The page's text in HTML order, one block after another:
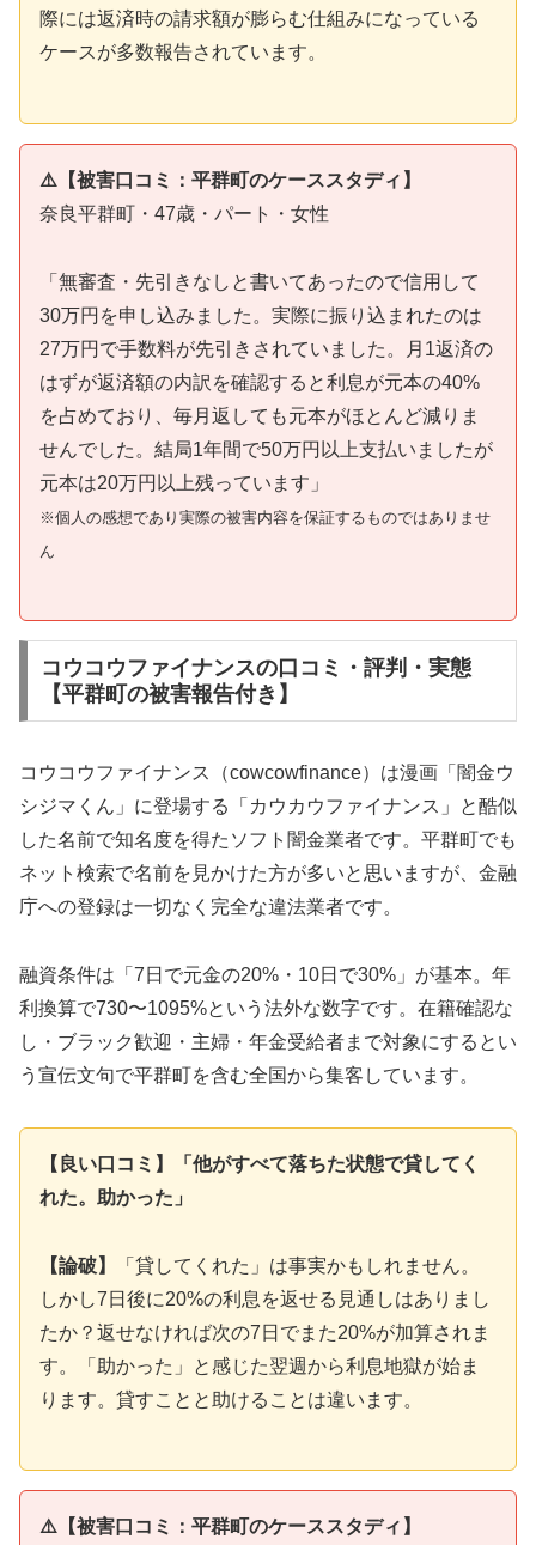
際には返済時の請求額が膨らむ仕組みになっている
ケースが多数報告されています。
⚠️【被害口コミ：平群町のケーススタディ】
奈良平群町・47歳・パート・女性
「無審査・先引きなしと書いてあったので信用して
30万円を申し込みました。実際に振り込まれたのは
27万円で手数料が先引きされていました。月1返済の
はずが返済額の内訳を確認すると利息が元本の40%
を占めており、毎月返しても元本がほとんど減りま
せんでした。結局1年間で50万円以上支払いましたが
元本は20万円以上残っています」
※個人の感想であり実際の被害内容を保証するものではありませ
ん
コウコウファイナンスの口コミ・評判・実態
【平群町の被害報告付き】
コウコウファイナンス（cowcowfinance）は漫画「闇金ウ
シジマくん」に登場する「カウカウファイナンス」と酷似
した名前で知名度を得たソフト闇金業者です。平群町でも
ネット検索で名前を見かけた方が多いと思いますが、金融
庁への登録は一切なく完全な違法業者です。
融資条件は「7日で元金の20%・10日で30%」が基本。年
利換算で730〜1095%という法外な数字です。在籍確認な
し・ブラック歓迎・主婦・年金受給者まで対象にするとい
う宣伝文句で平群町を含む全国から集客しています。
【良い口コミ】「他がすべて落ちた状態で貸してく
れた。助かった」
【論破】
「貸してくれた」は事実かもしれません。
しかし7日後に20%の利息を返せる見通しはありまし
たか？返せなければ次の7日でまた20%が加算されま
す。「助かった」と感じた翌週から利息地獄が始ま
ります。貸すことと助けることは違います。
⚠️【被害口コミ：平群町のケーススタディ】